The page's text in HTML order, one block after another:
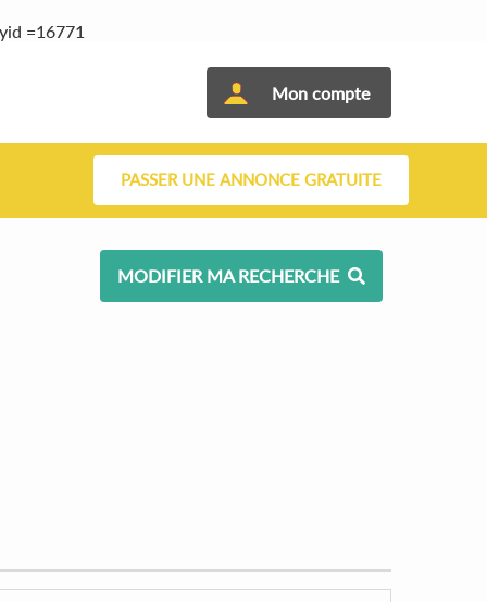
=16771
Mon compte
PASSER UNE ANNONCE GRATUITE
MODIFIER MA RECHERCHE